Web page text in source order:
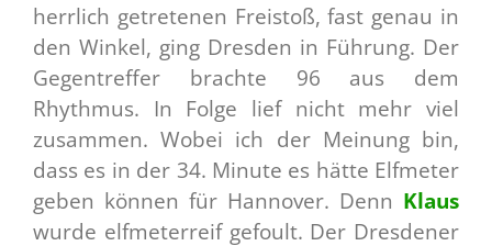
herrlich getretenen Freistoß, fast genau in
den Winkel, ging Dresden in Führung. Der
Gegentreffer brachte 96 aus dem
Rhythmus. In Folge lief nicht mehr viel
zusammen. Wobei ich der Meinung bin,
dass es in der 34. Minute es hätte Elfmeter
geben können für Hannover. Denn Klaus
wurde elfmeterreif gefoult. Der Dresdener